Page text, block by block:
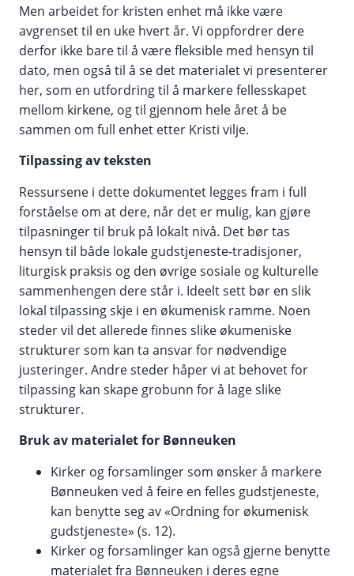
Men arbeidet for kristen enhet må ikke være
avgrenset til en uke hvert år. Vi oppfordrer dere
derfor ikke bare til å være fleksible med hensyn til
dato, men også til å se det materialet vi presenterer
her, som en utfordring til å markere fellesskapet
mellom kirkene, og til gjennom hele året å be
sammen om full enhet etter Kristi vilje.
Tilpassing av teksten
Ressursene i dette dokumentet legges fram i full
forståelse om at dere, når det er mulig, kan gjøre
tilpasninger til bruk på lokalt nivå. Det bør tas
hensyn til både lokale gudstjeneste-tradisjoner,
liturgisk praksis og den øvrige sosiale og kulturelle
sammenhengen dere står i. Ideelt sett bør en slik
lokal tilpassing skje i en økumenisk ramme. Noen
steder vil det allerede finnes slike økumeniske
strukturer som kan ta ansvar for nødvendige
justeringer. Andre steder håper vi at behovet for
tilpassing kan skape grobunn for å lage slike
strukturer.
Bruk av materialet for Bønneuken
Kirker og forsamlinger som ønsker å markere
Bønneuken ved å feire en felles gudstjeneste,
kan benytte seg av «Ordning for økumenisk
gudstjeneste» (s. 12).
Kirker og forsamlinger kan også gjerne benytte
materialet fra Bønneuken i deres egne